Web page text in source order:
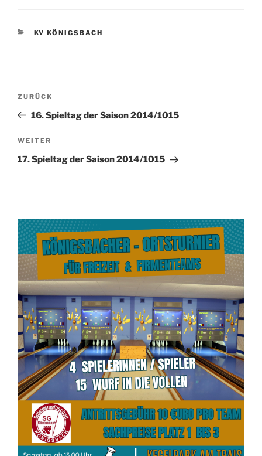
KATEGORIEN
KV KÖNIGSBACH
Beitragsnavigation
Vorheriger
Beitrag
ZURÜCK
16. Spieltag der Saison 2014/1015
Nächster
Beitrag
WEITER
17. Spieltag der Saison 2014/1015